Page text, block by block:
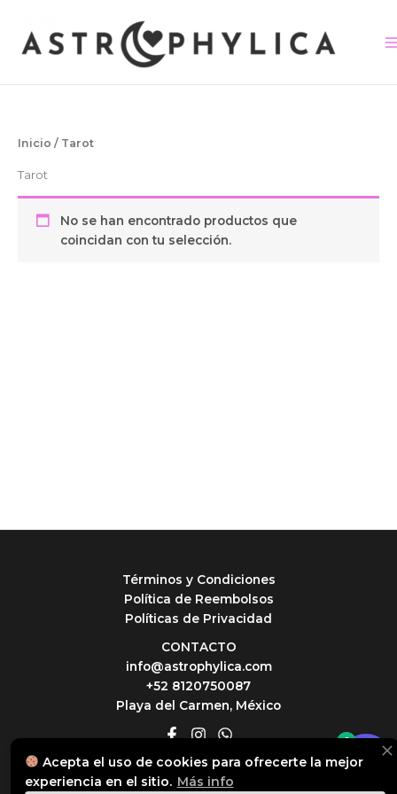
contenido
Inicio / Tarot
Tarot
No se han encontrado productos que
coincidan con tu selección.
Términos y Condiciones
Política de Reembolsos
Políticas de Privacidad
CONTACTO
info@astrophylica.com
+52 8120750087
Playa del Carmen, México
© 2026 Astrophylica
0
Acepta el uso de cookies para ofrecerte la mejor
experiencia en el sitio. Más info